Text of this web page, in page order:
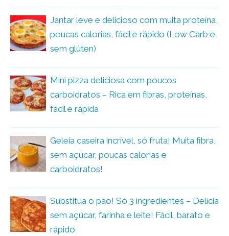
Jantar leve e delicioso com muita proteína,
poucas calorias, fácil e rápido (Low Carb e
sem glúten)
Mini pizza deliciosa com poucos
carboidratos – Rica em fibras, proteínas,
fácil e rápida
Geleia caseira incrível, só fruta! Muita fibra,
sem açúcar, poucas calorias e
carboidratos!
Substitua o pão! Só 3 ingredientes – Delícia
sem açúcar, farinha e leite! Fácil, barato e
rápido